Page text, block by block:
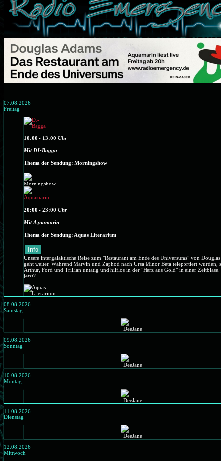
07.08.2026
Freitag
10:00 - 13:00 Uhr
Mit DJ-Bagga
Thema der Sendung: Morningshow
20:00 - 23:00 Uhr
Mit Aquamarin
Thema der Sendung: Aquas Literarium
Info
Unsere intergalaktische Reise zum "Restaurant am Ende des Universums" von Douglas
geht weiter. Während Marvin und Zaphod nach Ursa Minor Beta teleportiert wurden,
Arthur, Ford und Trillian untätig und hilflos in der "Herz aus Gold" in einer Zeitblase.
jetzt?
08.08.2026
Samstag
09.08.2026
Sonntag
10.08.2026
Montag
11.08.2026
Dienstag
12.08.2026
Mittwoch